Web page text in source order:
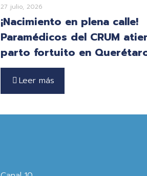
27 julio, 2026
¡Nacimiento en plena calle!
Paramédicos del CRUM
parto fortuito en
Leer más